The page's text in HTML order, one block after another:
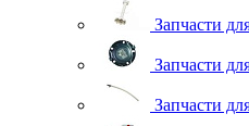
Запчасти
Запчасти
Запчасти